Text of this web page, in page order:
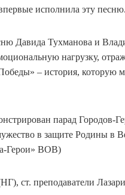
исполнила эту песню.
Давида Тухманова и
нагрузку,
– история, которую
парад Городов-
в защите Родины в
Герои» ВОВ)
ст. преподаватели